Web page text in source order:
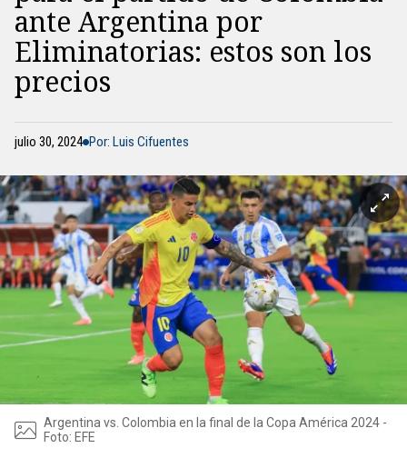
ante Argentina por
Eliminatorias: estos son los
precios
julio 30, 2024 Por: Luis Cifuentes
Argentina vs. Colombia en la final de la Copa América 2024 -
Foto: EFE